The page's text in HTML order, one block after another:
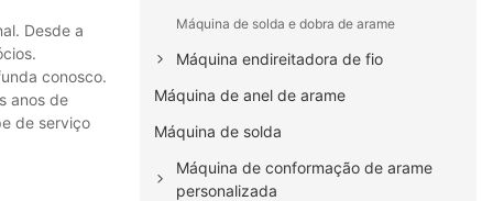
Desde a
conosco.
anos de
de serviço
Máquina de solda e dobra de arame
Máquina endireitadora de fio
Máquina de anel de arame
Máquina de solda
Máquina de conformação de arame
personalizada